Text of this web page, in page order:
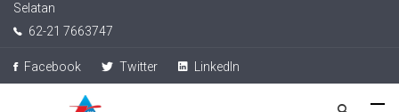
Selatan
62-21 7663747
Facebook Twitter LinkedIn